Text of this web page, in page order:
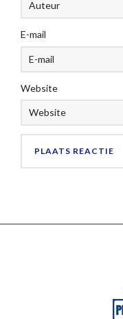
E-mail
Website